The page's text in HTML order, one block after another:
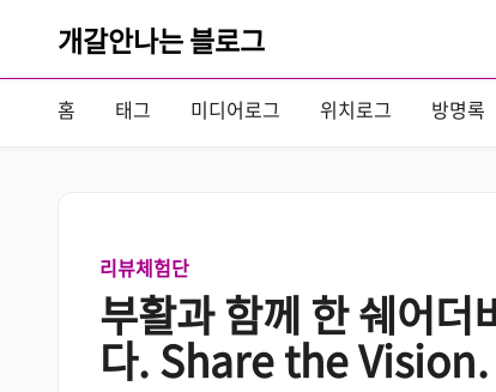
개갈안나는 블로그
홈 태그 미디어로그 위치로그 방명록
리뷰체험단
부활과 함께 한 쉐어더
다. Share the Vision.